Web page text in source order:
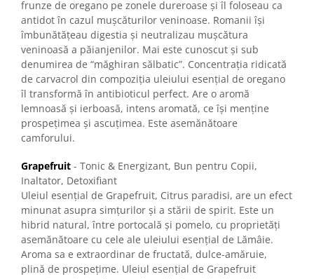
frunze de oregano pe zonele dureroase și îl foloseau ca
antidot în cazul mușcăturilor veninoase. Romanii își
îmbunătățeau digestia și neutralizau mușcătura
veninoasă a păianjenilor. Mai este cunoscut și sub
denumirea de “măghiran sălbatic”. Concentrația ridicată
de carvacrol din compoziția uleiului esențial de oregano
îl transformă în antibioticul perfect. Are o aromă
lemnoasă și ierboasă, intens aromată, ce își menține
prospețimea și ascuțimea. Este asemănătoare
camforului.
Grapefruit - Tonic & Energizant, Bun pentru Copii,
Inaltator, Detoxifiant
Uleiul esențial de Grapefruit, Citrus paradisi, are un efect
minunat asupra simțurilor și a stării de spirit. Este un
hibrid natural, între portocală și pomelo, cu proprietăți
asemănătoare cu cele ale uleiului esențial de Lămâie.
Aroma sa e extraordinar de fructată, dulce-amăruie,
plină de prospețime. Uleiul esențial de Grapefruit